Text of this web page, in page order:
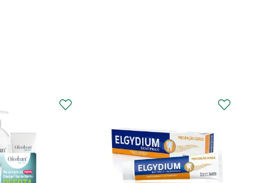
Curaprox Surgical
Escova Dentes Mega
Soft